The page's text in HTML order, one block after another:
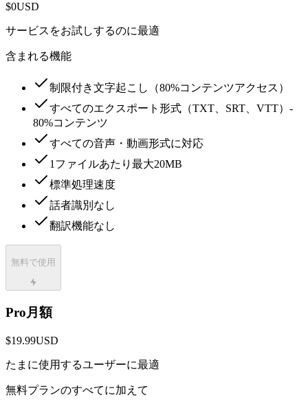
$0USD
サービスをお試しするのに最適
含まれる機能
制限付き文字起こし（80%コンテンツアクセス）
すべてのエクスポート形式（TXT、SRT、VTT）-
80%コンテンツ
すべての音声・動画形式に対応
1ファイルあたり最大20MB
標準処理速度
話者識別なし
翻訳機能なし
無料で使用
Pro月額
$19.99USD
たまに使用するユーザーに最適
無料プランのすべてに加えて